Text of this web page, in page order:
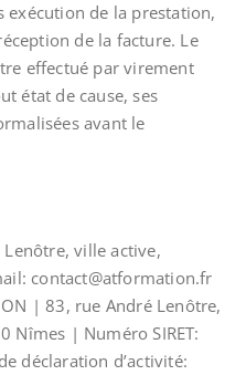
exécution de la prestation,
de la facture. Le
effectué par virement
état de cause, ses
avant le
Lenôtre, ville active,
contact@atformation.fr
| 83, rue André Lenôtre,
Nîmes | Numéro SIRET:
déclaration d’activité: